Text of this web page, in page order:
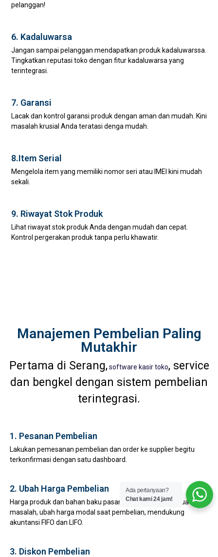
pelanggan!
6. Kadaluwarsa
Jangan sampai pelanggan mendapatkan produk kadaluwarssa.
Tingkatkan reputasi toko dengan fitur kadaluwarsa yang
terintegrasi.
7. Garansi
Lacak dan kontrol garansi produk dengan aman dan mudah. Kini
masalah krusial Anda teratasi denga mudah.
8.Item Serial
Mengelola item yang memiliki nomor seri atau IMEI kini mudah
sekali.
9. Riwayat Stok Produk
Lihat riwayat stok produk Anda dengan mudah dan cepat.
Kontrol pergerakan produk tanpa perlu khawatir.
Manajemen Pembelian Paling
Mutakhir
Pertama di Serang, software kasir toko, service
dan bengkel dengan sistem pembelian
terintegrasi.
1. Pesanan Pembelian
Lakukan pemesanan pembelian dan order ke supplier begitu
terkonfirmasi dengan satu dashboard.
2. Ubah Harga Pembelian
Harga produk dan bahan baku pasang surut bukan lagi suatu
masalah, ubah harga modal saat pembelian, mendukung
akuntansi FIFO dan LIFO.
3. Diskon Pembelian
Ada pertanyaan?
Chat kami 24 jam!